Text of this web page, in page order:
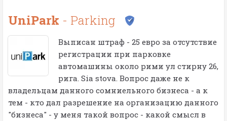
UniPark - Parking
Выписан штраф - 25 евро за отсутствие
регистрации при парковке
автомашины около рими ул стирну 26,
рига. Sia stova. Вопрос даже не к
владельцам данного сомниельного бизнеса - а к
тем - кто дал разрешение на организацию данного
"бизнеса" - у меня такой вопрос - какой смысл в